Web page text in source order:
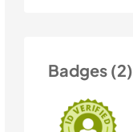
Badges (2)